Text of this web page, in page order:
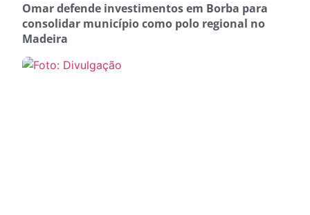
Omar defende investimentos em Borba para
consolidar município como polo regional no
Madeira